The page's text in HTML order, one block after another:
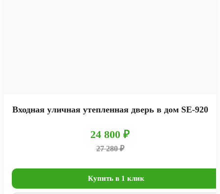
Входная уличная утепленная дверь в дом SE-920
24 800 ₽
27 280 ₽
Купить в 1 клик